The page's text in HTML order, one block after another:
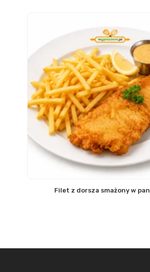
Filet z dorsza smażony w